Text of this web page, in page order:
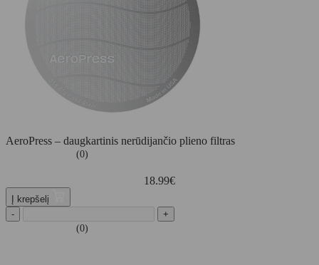
AeroPress – daugkartinis nerūdijančio plieno filtras
(0)
18.99€
Į krepšelį
-
+
(0)